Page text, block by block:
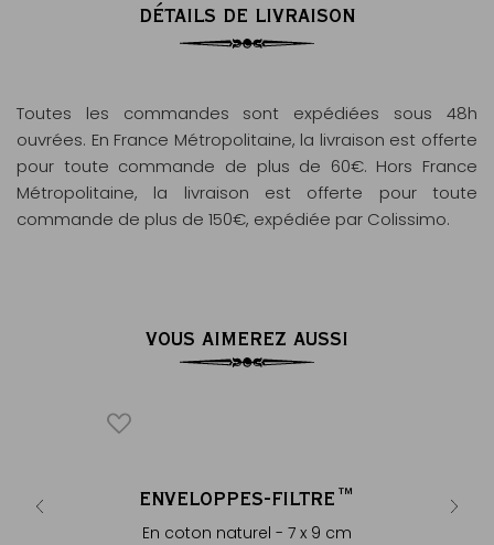
DÉTAILS DE LIVRAISON
Toutes les commandes sont expédiées sous 48h
ouvrées. En France Métropolitaine, la livraison est offerte
pour toute commande de plus de 60€. Hors France
Métropolitaine, la livraison est offerte pour toute
commande de plus de 150€, expédiée par Colissimo.
VOUS AIMEREZ AUSSI
ENVELOPPES-FILTRE™
En coton naturel - 7 x 9 cm